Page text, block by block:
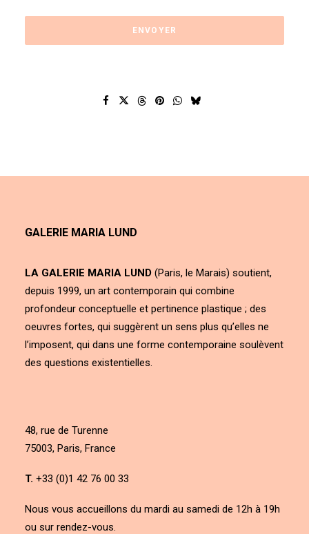
GALERIE MARIA LUND
LA GALERIE MARIA LUND (Paris, le Marais) soutient,
depuis 1999, un art contemporain qui combine
profondeur conceptuelle et pertinence plastique ; des
oeuvres fortes, qui suggèrent un sens plus qu’elles ne
l’imposent, qui dans une forme contemporaine soulèvent
des questions existentielles.
48, rue de Turenne
75003, Paris, France
T. +33 (0)1 42 76 00 33
Nous vous accueillons du mardi au samedi de 12h à 19h
ou sur rendez-vous.